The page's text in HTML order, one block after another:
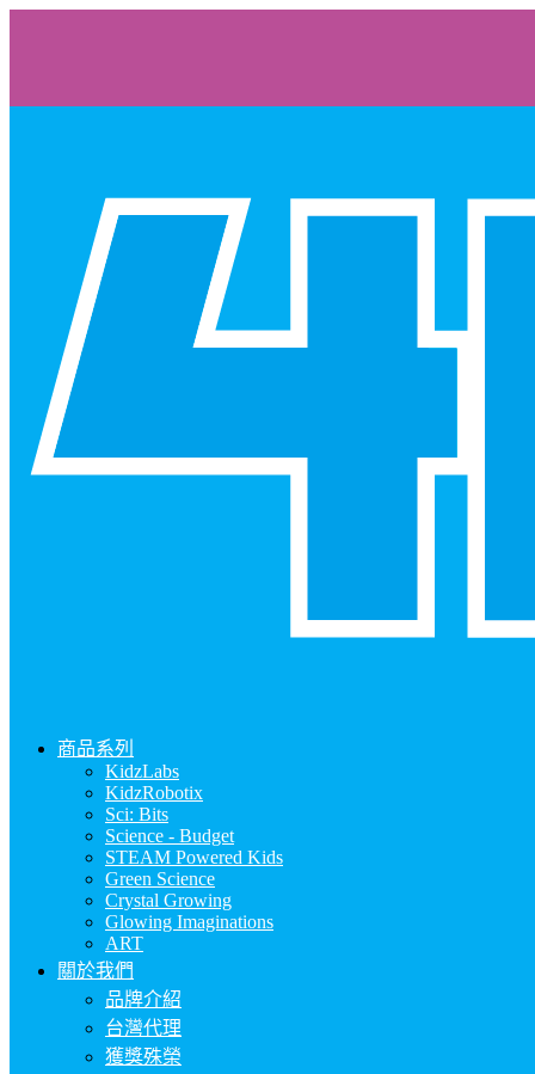
商品系列
KidzLabs
KidzRobotix
Sci: Bits
Science - Budget
STEAM Powered Kids
Green Science
Crystal Growing
Glowing Imaginations
ART
關於我們
品牌介紹
台灣代理
獲獎殊榮